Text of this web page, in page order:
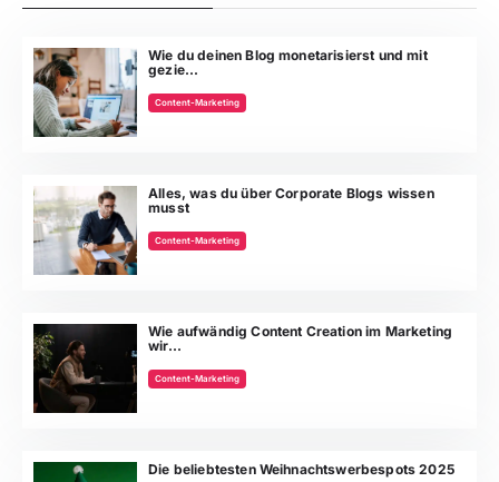
Wie du deinen Blog monetarisierst und mit
gezie...
Content-Marketing
Alles, was du über Corporate Blogs wissen
musst
Content-Marketing
Wie aufwändig Content Creation im Marketing
wir...
Content-Marketing
Die beliebtesten Weihnachtswerbespots 2025